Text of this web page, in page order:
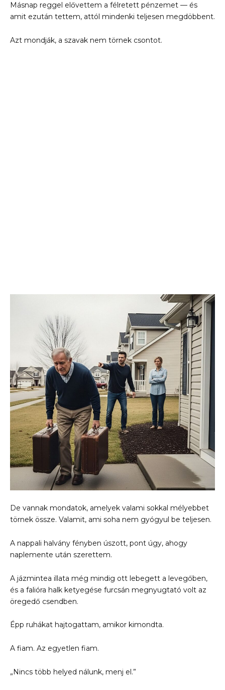
Másnap reggel elővettem a félretett pénzemet — és
amit ezután tettem, attól mindenki teljesen megdöbbent.
Azt mondják, a szavak nem törnek csontot.
De vannak mondatok, amelyek valami sokkal mélyebbet
törnek össze. Valamit, ami soha nem gyógyul be teljesen.
A nappali halvány fényben úszott, pont úgy, ahogy
naplemente után szerettem.
A jázmintea illata még mindig ott lebegett a levegőben,
és a falióra halk ketyegése furcsán megnyugtató volt az
öregedő csendben.
Épp ruhákat hajtogattam, amikor kimondta.
A fiam. Az egyetlen fiam.
„Nincs több helyed nálunk, menj el.”